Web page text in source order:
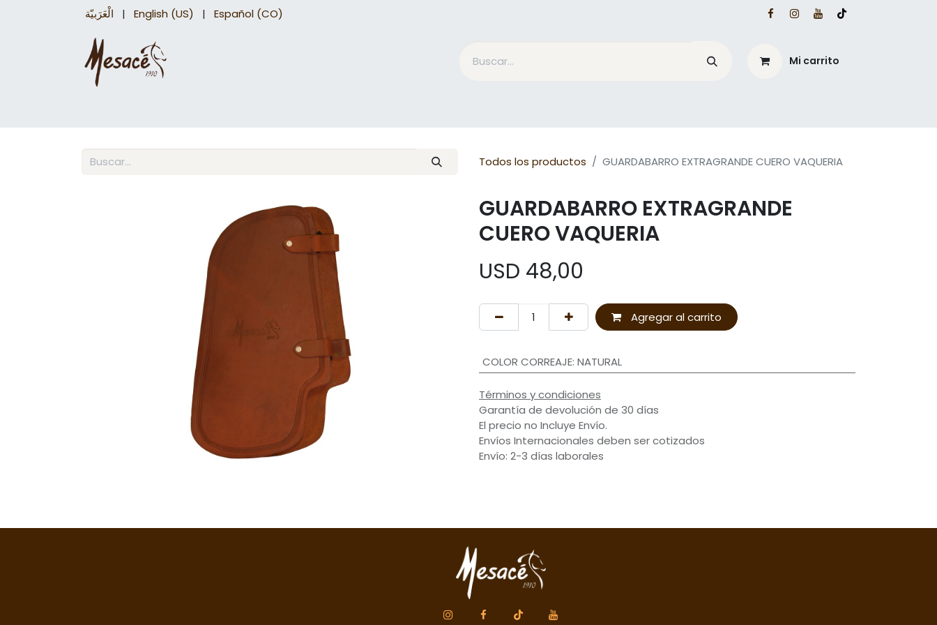
الْعَرَبيّة | English (US) | Español (CO)
Mi carrito
Todos los productos GUARDABARRO EXTRAGRANDE CUERO VAQUERIA
GUARDABARRO EXTRAGRANDE
CUERO VAQUERIA
USD 48,00
Agregar al carrito
COLOR CORREAJE: NATURAL
Términos y condiciones
Garantía de devolución de 30 días
El precio no Incluye Envío.
Envíos Internacionales deben ser cotizados
Envío: 2-3 días laborales